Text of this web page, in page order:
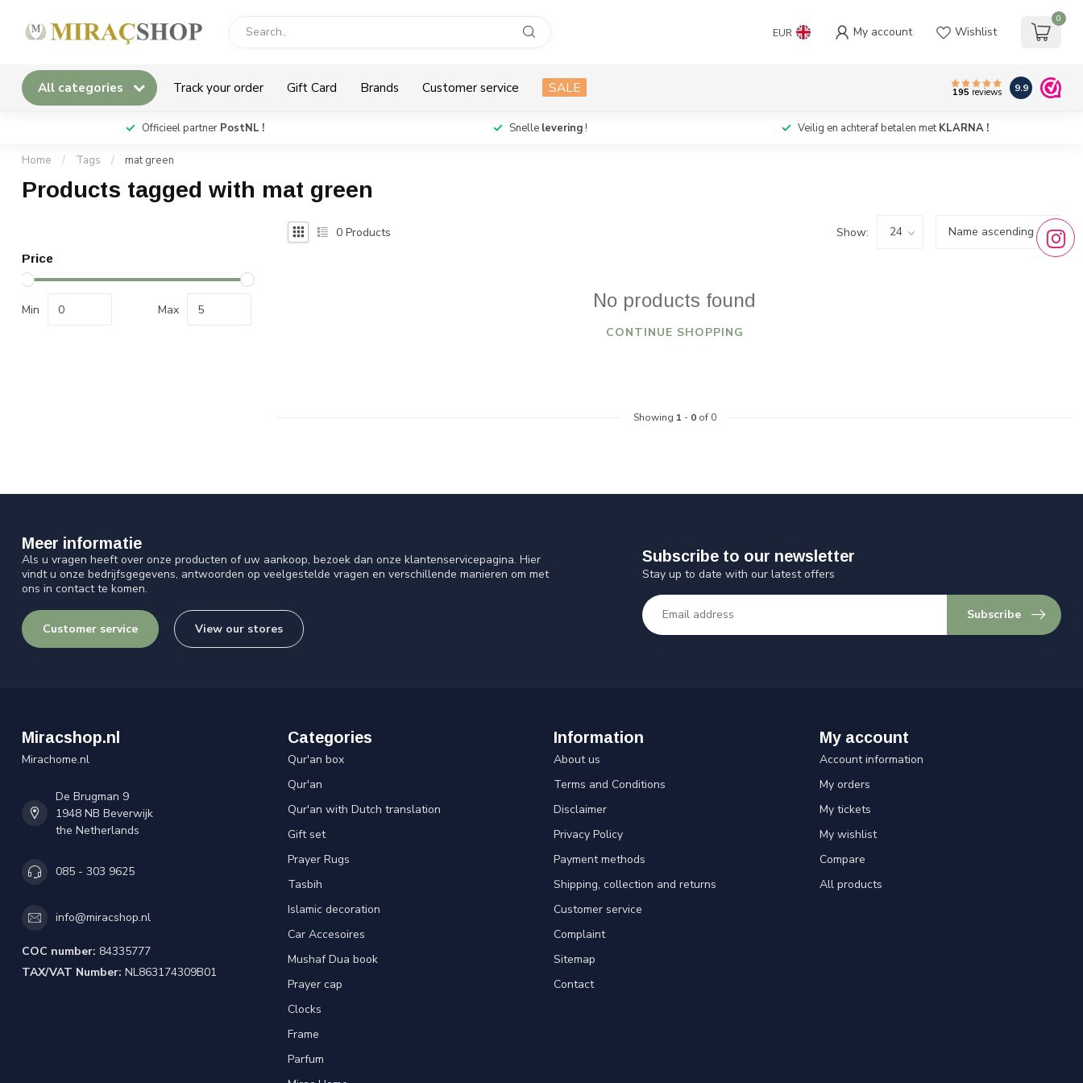
EUR My account Wishlist
0
All categories Track your order Gift Card Brands Customer service SALE 195 reviews 9.9
Officieel partner PostNL ! Snelle levering! Veilig en achteraf betalen met KLARNA !
Home / Tags / mat green
Products tagged with mat green
Price
Min Max
0 Products Show:
No products found
CONTINUE SHOPPING
Showing 1 - 0of 0
Meer informatie
Als u vragen heeft over onze producten of uw aankoop, bezoek dan onze klantenservicepagina. Hier
vindt u onze bedrijfsgegevens, antwoorden op veelgestelde vragen en verschillende manieren om met
ons in contact te komen.
Customer service View our stores
Subscribe to our newsletter
Stay up to date with our latest offers
Subscribe
Miracshop.nl
Mirachome.nl
De Brugman 9
1948 NB Beverwijk
the Netherlands
085 - 303 9625
info@miracshop.nl
COC number: 84335777
TAX/VAT Number: NL863174309B01
Categories
Qur'an box
Qur'an
Qur'an with Dutch translation
Gift set
Prayer Rugs
Tasbih
Islamic decoration
Car Accesoires
Mushaf Dua book
Prayer cap
Clocks
Frame
Parfum
Information
About us
Terms and Conditions
Disclaimer
Privacy Policy
Payment methods
Shipping, collection and returns
Customer service
Complaint
Sitemap
Contact
My account
Account information
My orders
My tickets
My wishlist
Compare
All products